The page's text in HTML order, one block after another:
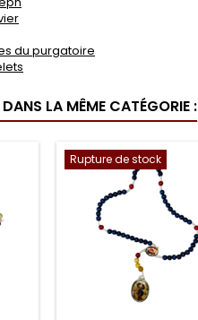
du purgatoire
LA MÊME CATÉGORIE :
Rupture de stock